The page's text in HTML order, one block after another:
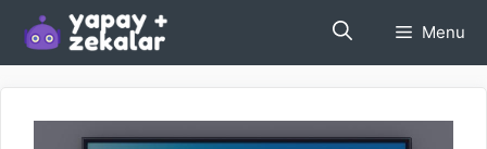
İçeriğe
atla
Menu